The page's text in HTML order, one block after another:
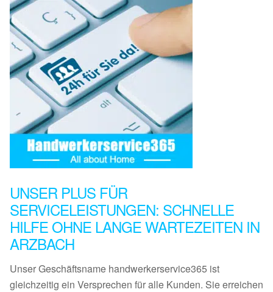
UNSER PLUS FÜR
SERVICELEISTUNGEN: SCHNELLE
HILFE OHNE LANGE WARTEZEITEN IN
ARZBACH
Unser Geschäftsname handwerkerservice365 ist
gleichzeitig ein Versprechen für alle Kunden. Sie erreichen